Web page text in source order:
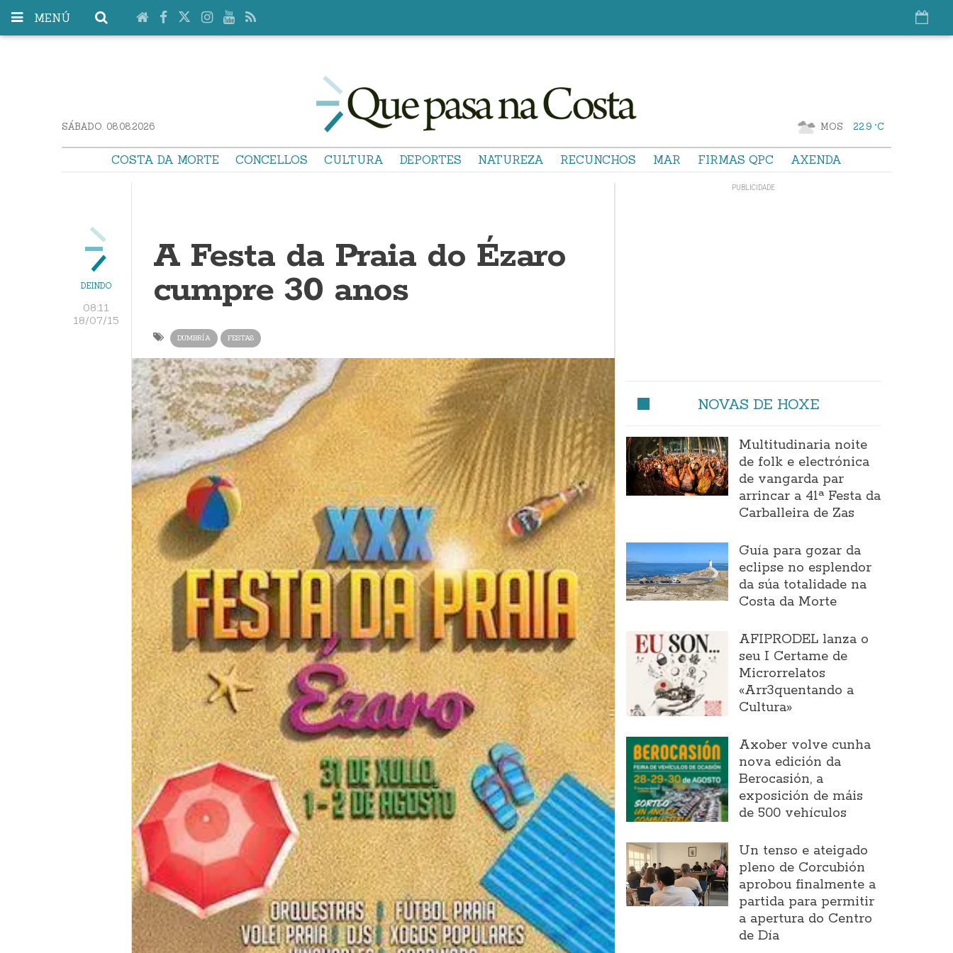
MENÚ
SÁBADO. 08.08.2026 MOS 22.9 °C
COSTA DA MORTE CONCELLOS CULTURA DEPORTES NATUREZA RECUNCHOS MAR FIRMAS QPC AXENDA
DEINDO
08:11
18/07/15
A Festa da Praia do Ézaro
cumpre 30 anos
DUMBRÍA FESTAS
NOVAS DE HOXE
Multitudinaria noite
de folk e electrónica
de vangarda par
arrincar a 41ª Festa da
Carballeira de Zas
Guía para gozar da
eclipse no esplendor
da súa totalidade na
Costa da Morte
AFIPRODEL lanza o
seu I Certame de
Microrrelatos
«Arr3quentando a
Cultura»
Axober volve cunha
nova edición da
Berocasión, a
exposición de máis
de 500 vehículos
Un tenso e ateigado
pleno de Corcubión
aprobou finalmente a
partida para permitir
a apertura do Centro
de Día